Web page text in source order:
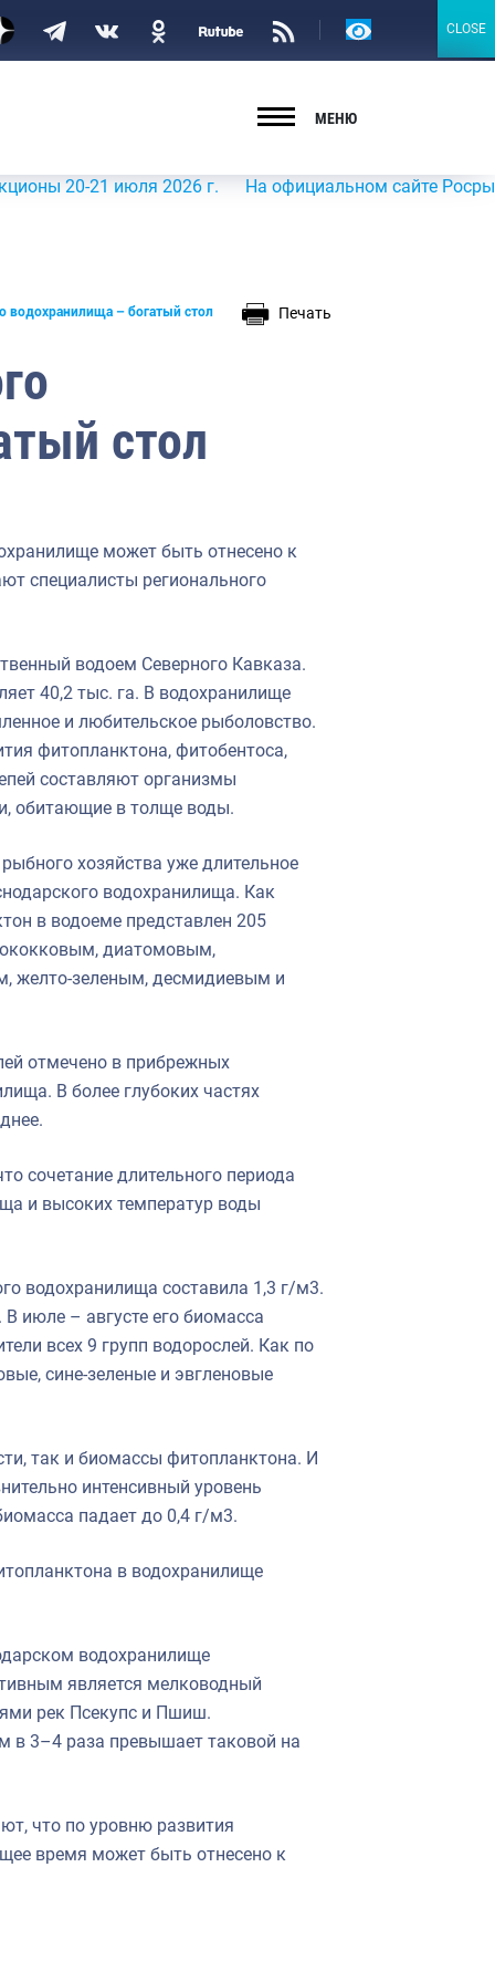
Версия
МЕНЮ
21 июля 2026 г. На официальном сайте
водохранилища – богатый стол Печать
стол
может быть отнесено к
специалисты регионального
водоем Северного Кавказа.
40,2 тыс. га. В водохранилище
и любительское рыболовство.
фитопланктона, фитобентоса,
составляют организмы
обитающие в толще воды.
хозяйства уже длительное
водохранилища. Как
в водоеме представлен 205
диатомовым,
желто-зеленым, десмидиевым и
отмечено в прибрежных
В более глубоких частях
сочетание длительного периода
и высоких температур воды
водохранилища составила 1,3 г/м3.
июле – августе его биомасса
всех 9 групп водорослей. Как по
сине-зеленые и эвгленовые
так и биомассы фитопланктона. И
интенсивный уровень
падает до 0,4 г/м3.
в водохранилище
водохранилище
является мелководный
рек Псекупс и Пшиш.
в 3–4 раза превышает таковой на
что по уровню развития
время может быть отнесено к
CLOSE
CLOSE